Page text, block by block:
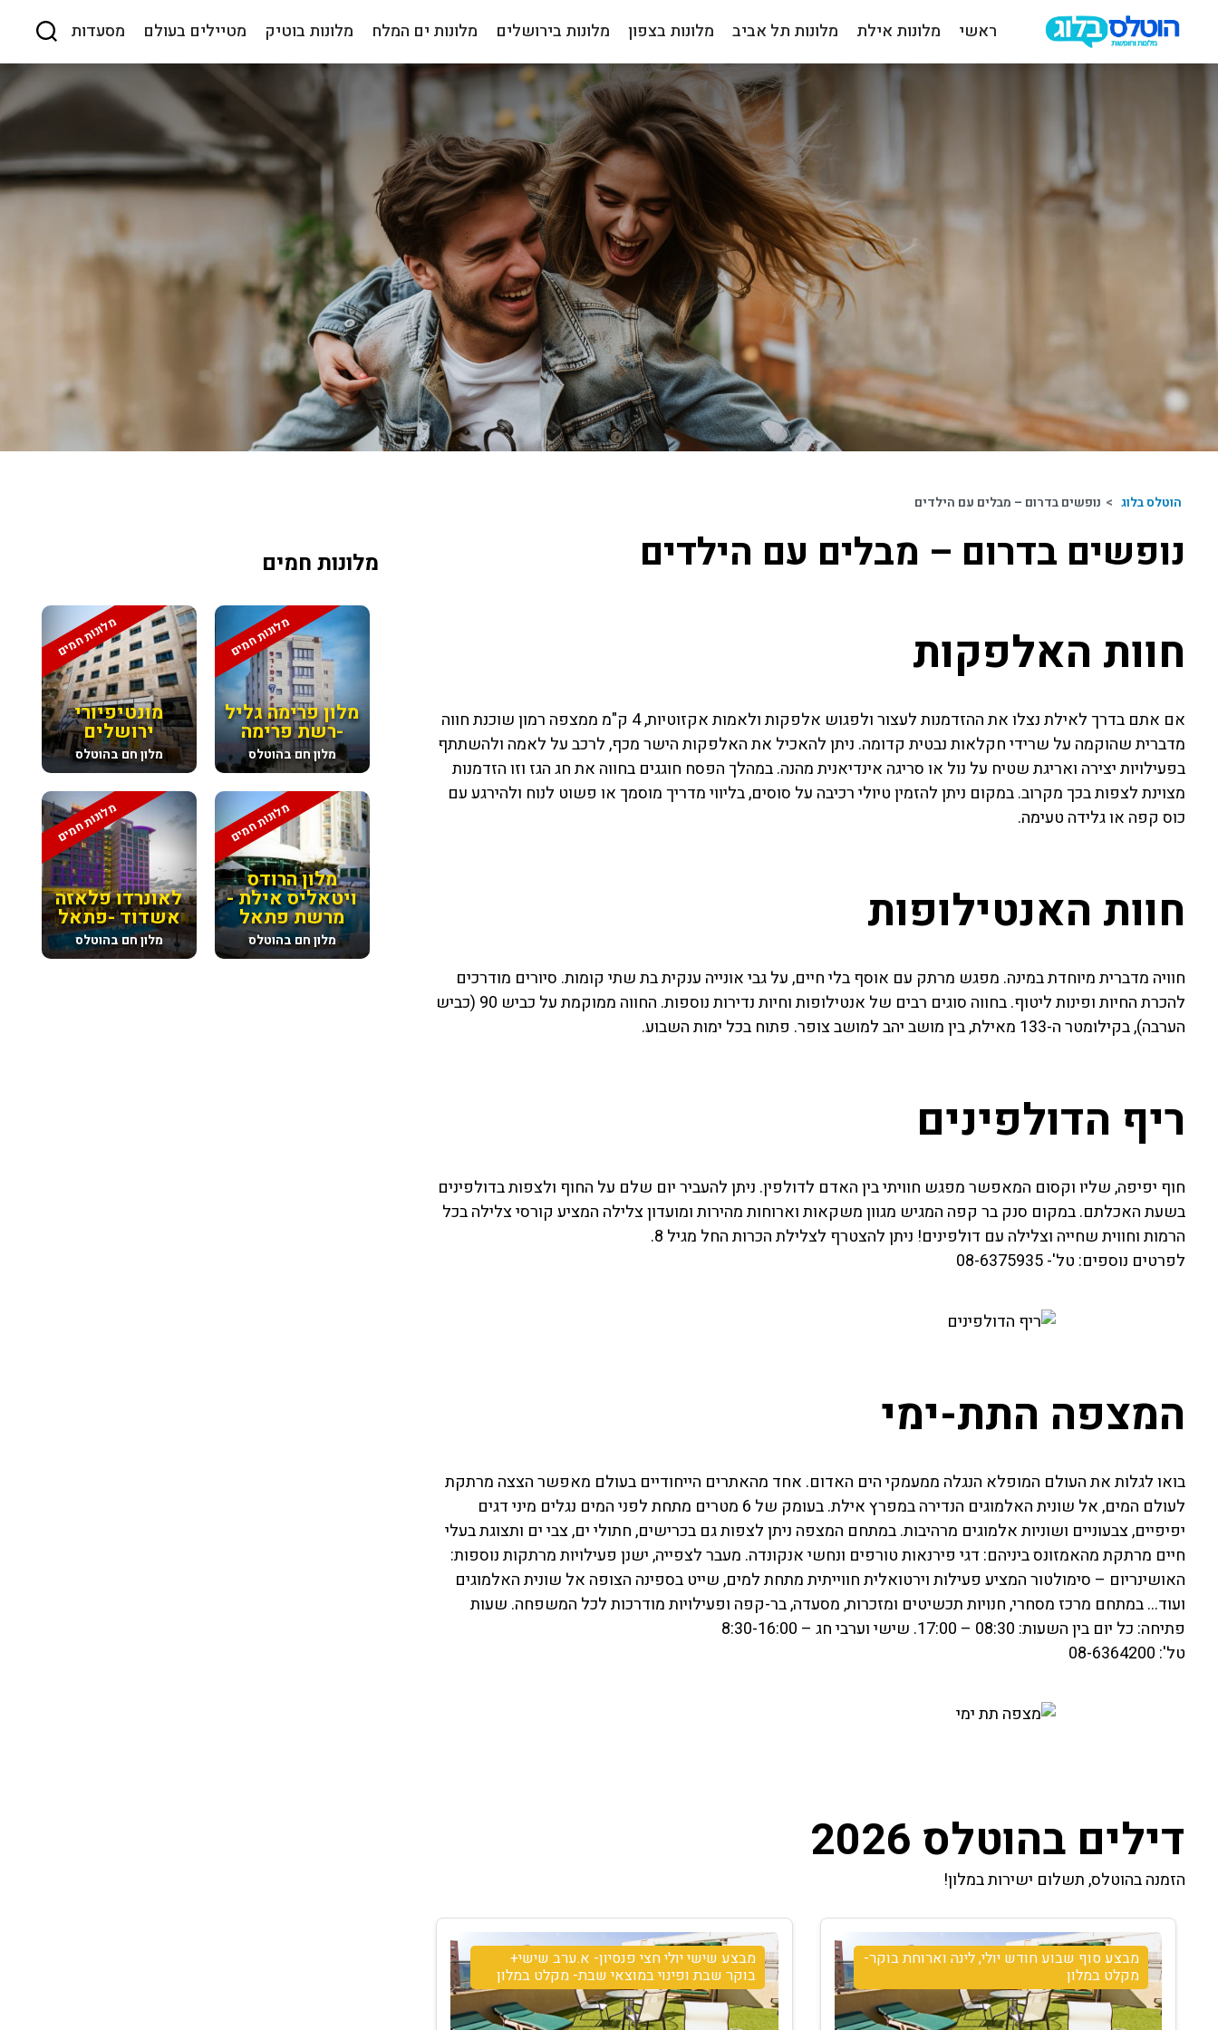
הוטלס
ראשי מלונות אילת מלונות תל אביב מלונות בצפון מלונות בירושלים מלונות ים המלח מלונות בוטיק מטיילים בעולם מסעדות
הוטלס בלוג > נופשים בדרום – מבלים עם הילדים
מלונות חמים
מלונות חמים
מונטיפיורי
ירושלים
מלון חם בהוטלס
מלונות חמים
מלון פרימה גליל
-רשת פרימה
מלון חם בהוטלס
מלונות חמים
לאונרדו פלאזה
אשדוד -פתאל
מלון חם בהוטלס
מלונות חמים
מלון הרודס
ויטאליס אילת -
מרשת פתאל
מלון חם בהוטלס
נופשים בדרום – מבלים עם הילדים
חוות האלפקות
אם אתם בדרך לאילת נצלו את ההזדמנות לעצור ולפגוש אלפקות ולאמות אקזוטיות, 4 ק"מ ממצפה רמון שוכנת חווה
מדברית שהוקמה על שרידי חקלאות נבטית קדומה. ניתן להאכיל את האלפקות הישר מכף, לרכב על לאמה ולהשתתף
בפעילויות יצירה ואריגת שטיח על נול או סריגה אינדיאנית מהנה. במהלך הפסח חוגגים בחווה את חג הגז וזו הזדמנות
מצוינת לצפות בכך מקרוב. במקום ניתן להזמין טיולי רכיבה על סוסים, בליווי מדריך מוסמך או פשוט לנוח ולהירגע עם
כוס קפה או גלידה טעימה.
חוות האנטילופות
חוויה מדברית מיוחדת במינה. מפגש מרתק עם אוסף בלי חיים, על גבי אונייה ענקית בת שתי קומות. סיורים מודרכים
להכרת החיות ופינות ליטוף. בחווה סוגים רבים של אנטילופות וחיות נדירות נוספות. החווה ממוקמת על כביש 90 (כביש
הערבה), בקילומטר ה-133 מאילת, בין מושב יהב למושב צופר. פתוח בכל ימות השבוע.
ריף הדולפינים
חוף יפיפה, שליו וקסום המאפשר מפגש חוויתי בין האדם לדולפין. ניתן להעביר יום שלם על החוף ולצפות בדולפינים
בשעת האכלתם. במקום סנק בר קפה המגיש מגוון משקאות וארוחות מהירות ומועדון צלילה המציע קורסי צלילה בכל
הרמות וחווית שחייה וצלילה עם דולפינים! ניתן להצטרף לצלילת הכרות החל מגיל 8.
לפרטים נוספים: טל'- 08-6375935
המצפה התת-ימי
בואו לגלות את העולם המופלא הנגלה ממעמקי הים האדום. אחד מהאתרים הייחודיים בעולם מאפשר הצצה מרתקת
לעולם המים, אל שונית האלמוגים הנדירה במפרץ אילת. בעומק של 6 מטרים מתחת לפני המים נגלים מיני דגים
יפיפיים, צבעוניים ושוניות אלמוגים מרהיבות. במתחם המצפה ניתן לצפות גם בכרישים, חתולי ים, צבי ים ותצוגת בעלי
חיים מרתקת מהאמזונס ביניהם: דגי פירנאות טורפים ונחשי אנקונדה. מעבר לצפייה, ישנן פעילויות מרתקות נוספות:
האושינריום – סימולטור המציע פעילות וירטואלית חווייתית מתחת למים, שייט בספינה הצופה אל שונית האלמוגים
ועוד… במתחם מרכז מסחרי, חנויות תכשיטים ומזכרות, מסעדה, בר-קפה ופעילויות מודרכות לכל המשפחה. שעות
פתיחה: כל יום בין השעות: 08:30 – 17:00. שישי וערבי חג – 8:30-16:00
טל': 08-6364200
דילים בהוטלס 2026
הזמנה בהוטלס, תשלום ישירות במלון!
מבצע סוף שבוע חודש יולי, לינה וארוחת בוקר-
מקלט במלון
מבצע שישי יולי חצי פנסיון- א.ערב שישי+
בוקר שבת ופינוי במוצאי שבת- מקלט במלון